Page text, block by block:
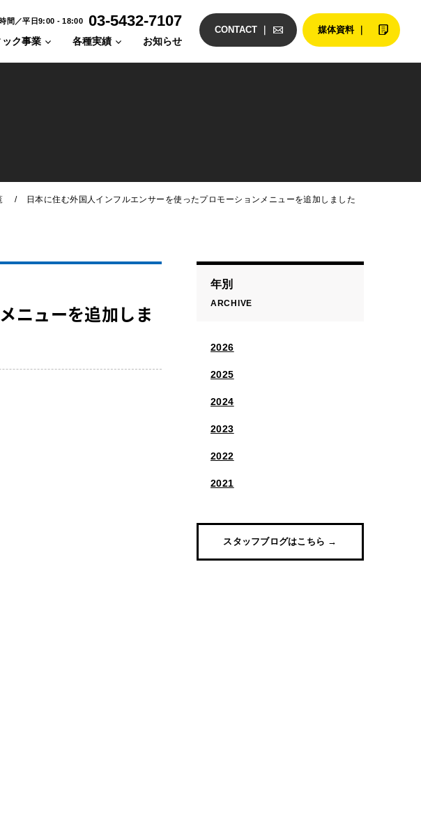
間／平日9:00 - 18:00 03-5432-7107
ク事業 各種実績 お知らせ
CONTACT ｜ 媒体資料 ｜
/ 日本に住む外国人インフルエンサーを使ったプロモーションメニューを追加しました
ニューを追加しま
年別
ARCHIVE
2026
2025
2024
2023
2022
2021
スタッフブログはこちら →